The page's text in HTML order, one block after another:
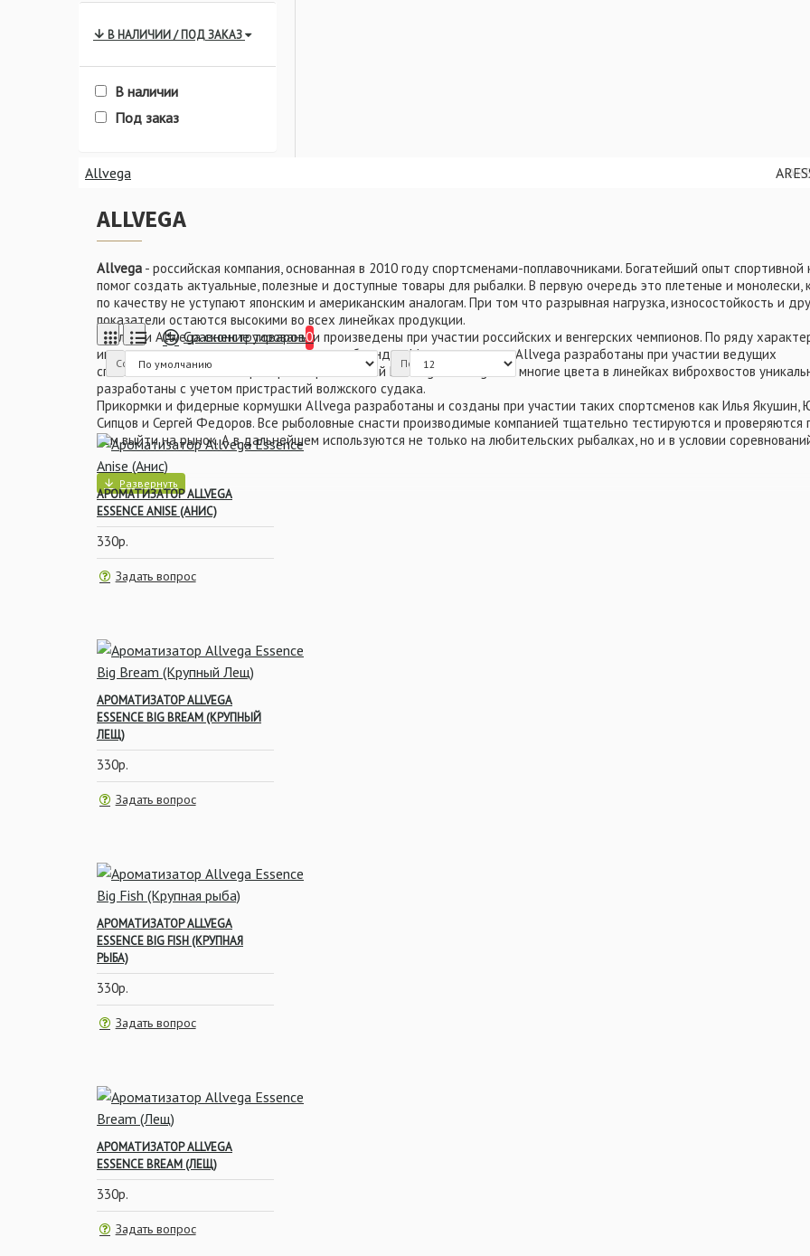
Поплавочная ловля
Зимняя рыбалка Леска
Леска
В НАЛИЧИИ / ПОД ЗАКАЗ
В наличии
Под заказ
ALLVEGA
Allvega - российская компания, основанная в 2010 году спортсменами-поплавочниками. Богатейший опыт спортивной
помог создать актуальные, полезные и доступные товары для рыбалки. В первую очередь это плетеные и монолески,
по качеству не уступают японским и американским аналогам. При том что разрывная нагрузка, износостойкость и
показатели остаются высокими во всех линейках продукции.
Поплавки Allvega сконструированы и произведены при участии российских и венгерских чемпионов. По ряду
им до сих пор нет аналогов среди других брендов. Мягкие приманки Allvega разработаны при участии ведущих
спиннингистов России и призеров соревнований Pro Anglers League. А многие цвета в линейках виброхвостов
разработаны с учетом пристрастий волжского судака.
Прикормки и фидерные кормушки Allvega разработаны и созданы при участии таких спортсменов как Илья Якушин,
Сипцов и Сергей Федоров. Все рыболовные снасти производимые компанией тщательно тестируются и проверяются
чем выйти на рынок. А в дальнейшем используются не только на любительских рыбалках, но и в условии
Сравнение товаров0
Сортировка: Показать:
Allvega
АРОМАТИЗАТОР ALLVEGA
ESSENCE ANISE (АНИС)
330р.
Задать вопрос
Allvega
АРОМАТИЗАТОР ALLVEGA
ESSENCE BIG BREAM (КРУПНЫЙ
ЛЕЩ)
330р.
Задать вопрос
Allvega
АРОМАТИЗАТОР ALLVEGA
ESSENCE BIG FISH (КРУПНАЯ
РЫБА)
330р.
Задать вопрос
Allvega
АРОМАТИЗАТОР ALLVEGA
ESSENCE BREAM (ЛЕЩ)
330р.
Задать вопрос
Allvega
Allvega
Allvega
Allvega
Allvega
Allvega
Allvega
Allvega